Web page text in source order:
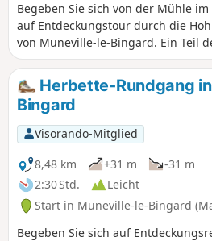
Begeben Sie sich von der Mühle im
auf Entdeckungstour durch die
von Muneville-le-Bingard. Ein Teil
Hohlwege wurde 2024 von
Vereins „Bocage et Patrimoine
wieder geöffnet. Die Pflege einiger
wird von Freiwilligen je nach
übernommen, sodass das Gras zu
bestimmten Jahreszeiten etwas
kann.
Herbette-Rundgang
Bingard
Visorando-Mitglied
8,48 km
+31 m
-31 m
2:30 Std.
Leicht
Start in Muneville-le-Bingard
Begeben Sie sich auf